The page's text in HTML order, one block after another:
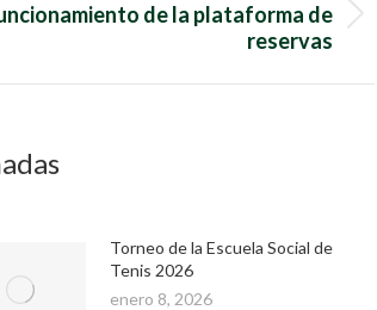
de la plataforma de
reservas
Torneo de la Escuela Social de
Tenis 2026
enero 8, 2026